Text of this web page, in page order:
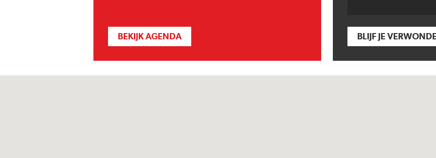
BEKIJK AGENDA BLIJF JE